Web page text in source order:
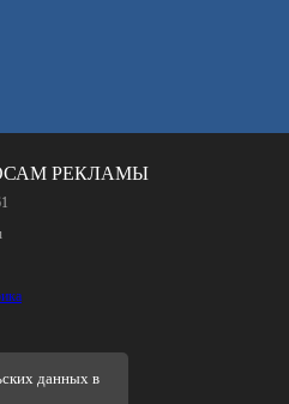
данных в
РЕКЛАМЫ